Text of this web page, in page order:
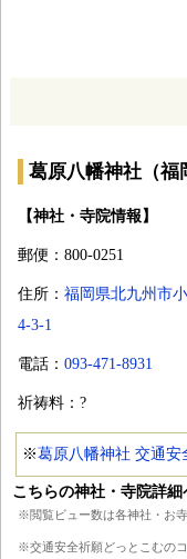
葛原八幡神社（福
【神社・寺院情報】
郵便：800-0251
住所： 福岡県北九州市
4-3-1
電話： 093-471-8931
祈祷料：?
※葛原八幡神社 交通安
こちらの神社・寺院詳
※閲覧ビュー数は各神社・お
※交通安全祈願どっとこむの